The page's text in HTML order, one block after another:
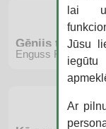
Ģēnijs tevī
Enguss Flečers
lai
Jūsu
Ar